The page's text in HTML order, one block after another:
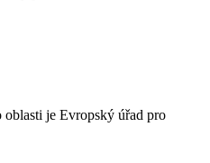
oblasti je Evropský úřad pro